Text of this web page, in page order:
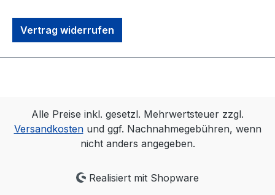
Vertrag widerrufen
Alle Preise inkl. gesetzl. Mehrwertsteuer zzgl.
Versandkostenund ggf. Nachnahmegebühren, wenn
nicht anders angegeben.
Realisiert mit Shopware